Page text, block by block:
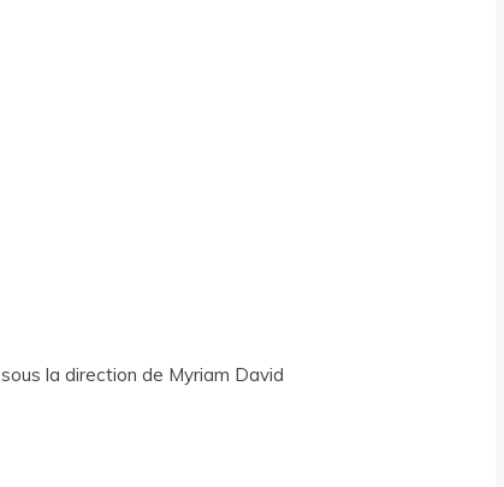
sous la direction de Myriam David